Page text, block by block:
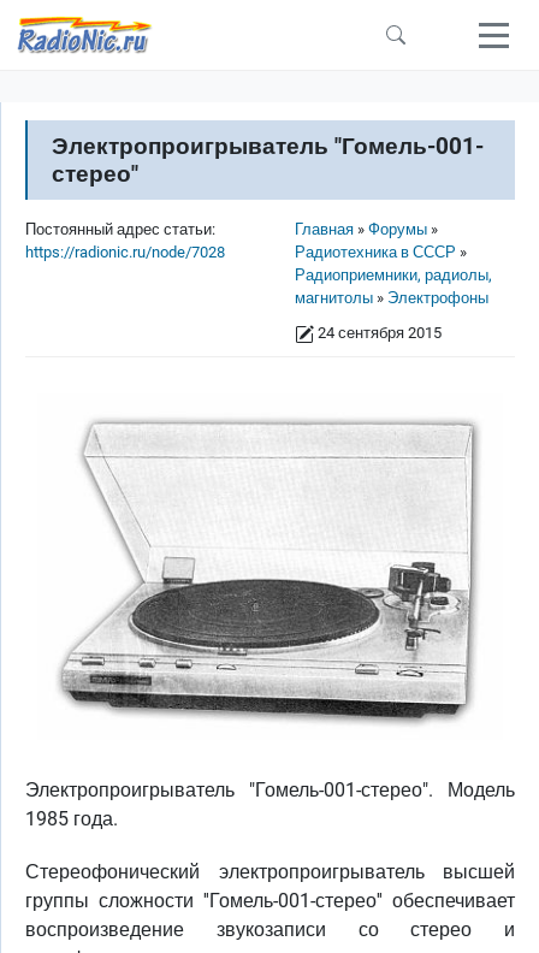
Перейти к основному содержанию
Электропроигрыватель "Гомель-001-
стерео"
Строка навигации
Главная
Форумы
Радиотехника в СССР
Радиоприемники, радиолы,
магнитолы
Электрофоны
24 сентября 2015
Постоянный адрес статьи:
https://radionic.ru/node/7028
Электропроигрыватель "Гомель-001-стерео". Модель
1985 года.
Стереофонический электропроигрыватель высшей
группы сложности ''Гомель-001-стерео'' обеспечивает
воспроизведение звукозаписи со стерео и